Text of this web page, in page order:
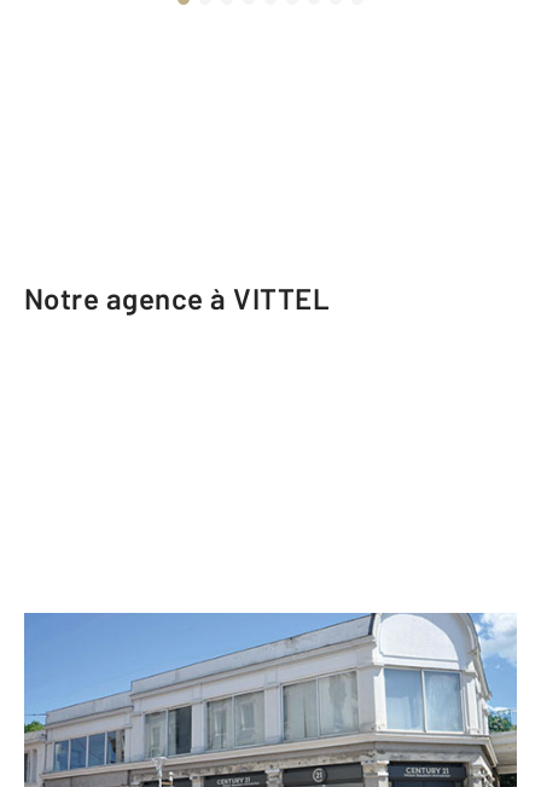
Notre agence à VITTEL
CENTURY 21 Les Portes d'Or
10 avenue Bouloumie
VITTEL - 88800